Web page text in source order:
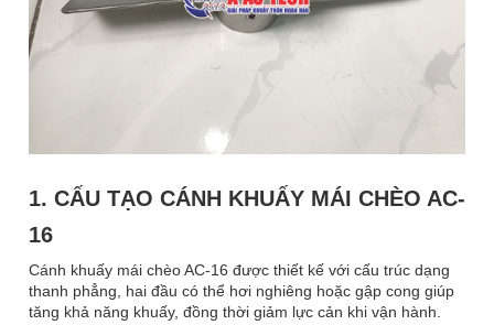
1. CẤU TẠO CÁNH KHUẤY MÁI CHÈO AC-
16
Cánh khuấy mái chèo AC-16 được thiết kế với cấu trúc dạng
thanh phẳng, hai đầu có thể hơi nghiêng hoặc gập cong giúp
tăng khả năng khuấy, đồng thời giảm lực cản khi vận hành.